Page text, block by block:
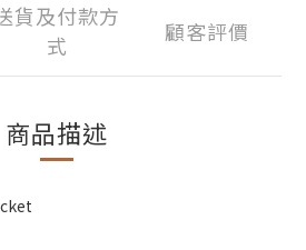
貨及付款方
式
顧客評價
商品描述